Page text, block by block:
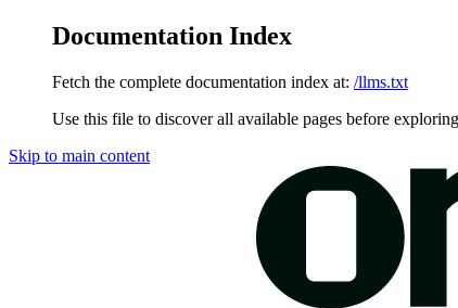
Documentation Index
Fetch the complete documentation index at: /llms.txt
Use this file to discover all available pages before
Skip to main content